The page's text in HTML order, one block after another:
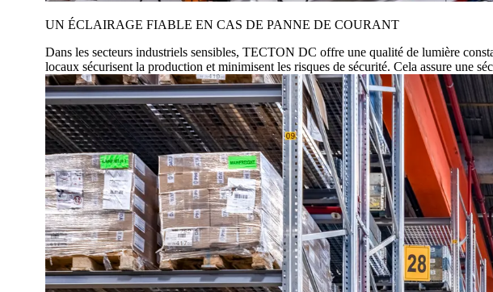
UN ÉCLAIRAGE FIABLE EN CAS DE PANNE DE COURANT
Dans les secteurs industriels sensibles, TECTON DC offre une qualité de lumière
locaux sécurisent la production et minimisent les risques de sécurité. Cela assure une